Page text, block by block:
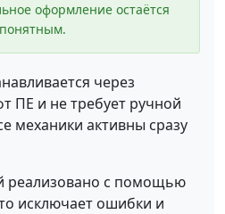
оформление остаётся
через
ПЕ и не требует ручной
механики активны сразу
реализовано с помощью
исключает ошибки и